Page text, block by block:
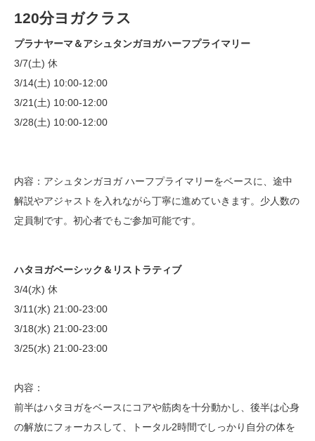
120分ヨ ガクラス
プラナヤーマ＆アシュタンガヨガハーフプライマリー
3/7(土) 休
3/14(土) 10:00-12:00
3/21(土) 10:00-12:00
3/28(土) 10:00-12:00
内容：アシュタンガヨガ ハーフプライマリーをベースに、途中
解説やアジャストを入れながら丁寧に進めていきます。少人数の
定員制です。初心者でもご参加可能です。
ハタヨガベーシック＆リストラティブ
3/4(水) 休
3/11(水) 21:00-23:00
3/18(水) 21:00-23:00
3/25(水) 21:00-23:00
内容：
前半はハタヨガをベースにコアや筋肉を十分動かし、後半は心身
の解放にフォーカスして、トータル2時間でしっかり自分の体を